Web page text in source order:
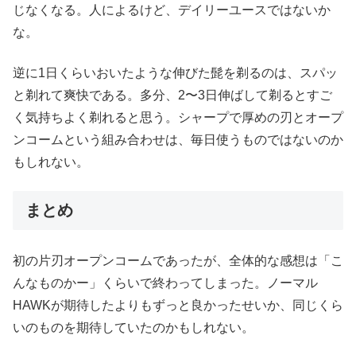
じなくなる。人によるけど、デイリーユースではないか
な。
逆に1日くらいおいたような伸びた髭を剃るのは、スパッ
と剃れて爽快である。多分、2〜3日伸ばして剃るとすご
く気持ちよく剃れると思う。シャープで厚めの刃とオープ
ンコームという組み合わせは、毎日使うものではないのか
もしれない。
まとめ
初の片刃オープンコームであったが、全体的な感想は「こ
んなものかー」くらいで終わってしまった。ノーマル
HAWKが期待したよりもずっと良かったせいか、同じくら
いのものを期待していたのかもしれない。